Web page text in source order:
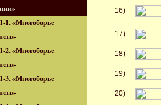
1. «Многоборье
2. «Многоборье
3. «Многоборье
16)
17)
18)
19)
20)